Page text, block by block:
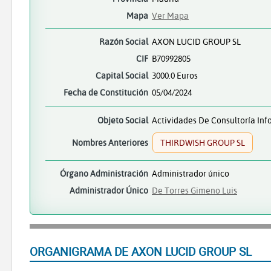
Mapa Ver Mapa
Razón Social AXON LUCID GROUP SL
CIF B70992805
Capital Social 3000.0 Euros
Fecha de Constitución 05/04/2024
Objeto Social Actividades De Consultoría
Nombres Anteriores
THIRDWISH GROUP SL
Órgano Administración Administrador único
Administrador Único De Torres Gimeno Luis
ORGANIGRAMA DE AXON LUCID GROUP SL